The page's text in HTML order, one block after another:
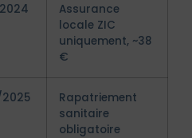
Assurance
locale ZIC
uniquement, ~38
€
Rapatriement
sanitaire
obligatoire